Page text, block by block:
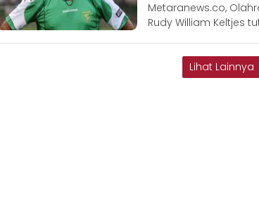
Metaranews.co,
Rudy William Keltjes
Lihat Lainnya